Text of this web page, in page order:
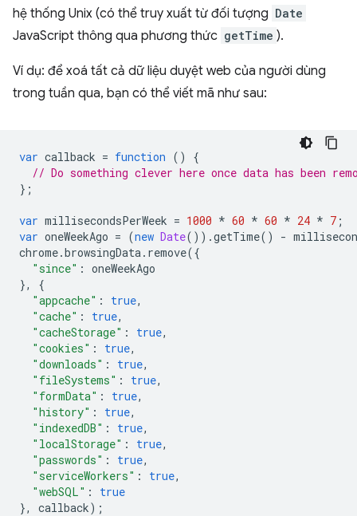
hệ thống Unix (có thể truy xuất từ đối tượng Date
JavaScript thông qua phương thức getTime ).
Ví dụ: để xoá tất cả dữ liệu duyệt web của người dùng
trong tuần qua, bạn có thể viết mã như sau:
var callback = function ()
{
// Do something clever here once data has been
};
var millisecondsPerWeek = 1000 * 60 * 60 * 24 * 7 ;
var oneWeekAgo = (new Date()).getTime() -
chrome.browsingData. remove({
"since" : oneWeekAgo
},
{
"appcache" : true,
"cache" : true,
"cacheStorage" : true,
"cookies" : true,
"downloads" : true,
"fileSystems" : true,
"formData" : true,
"history" : true,
"indexedDB" : true,
"localStorage" : true,
"passwords" : true,
"serviceWorkers" : true,
"webSQL" :
true
},
callback);